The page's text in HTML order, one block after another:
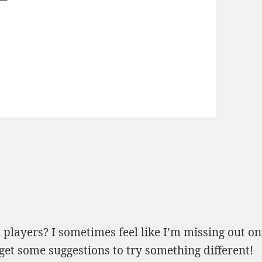
players? I sometimes feel like I’m missing out on
some suggestions to try something different!